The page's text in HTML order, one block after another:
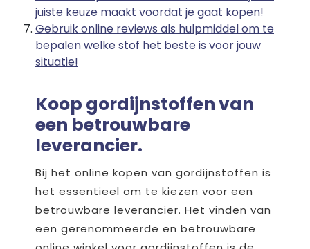
juiste keuze maakt voordat je gaat kopen!
Gebruik online reviews als hulpmiddel om te
bepalen welke stof het beste is voor jouw
situatie!
Koop gordijnstoffen van
een betrouwbare
leverancier.
Bij het online kopen van gordijnstoffen is
het essentieel om te kiezen voor een
betrouwbare leverancier. Het vinden van
een gerenommeerde en betrouwbare